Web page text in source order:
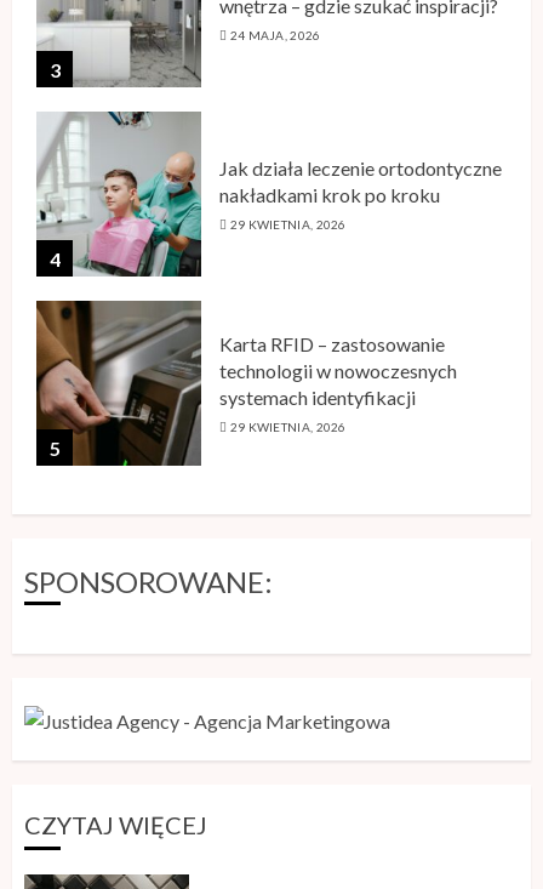
3
wnętrza – gdzie szukać inspiracji?
24 MAJA, 2026
4
Jak działa leczenie ortodontyczne
nakładkami krok po kroku
29 KWIETNIA, 2026
5
Karta RFID – zastosowanie
technologii w nowoczesnych
systemach identyfikacji
29 KWIETNIA, 2026
SPONSOROWANE:
CZYTAJ WIĘCEJ